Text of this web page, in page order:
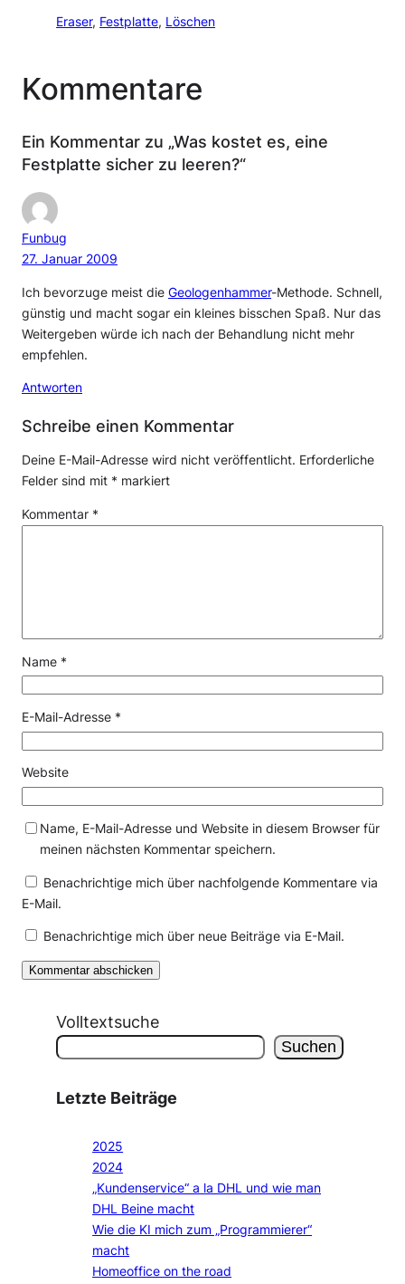
Eraser, Festplatte, Löschen
Kommentare
Ein Kommentar zu „Was kostet es, eine
Festplatte sicher zu leeren?“
Funbug
27. Januar 2009
Ich bevorzuge meist die Geologenhammer-Methode. Schnell,
günstig und macht sogar ein kleines bisschen Spaß. Nur das
Weitergeben würde ich nach der Behandlung nicht mehr
empfehlen.
Antworten
Schreibe einen Kommentar
Deine E-Mail-Adresse wird nicht veröffentlicht. Erforderliche
Felder sind mit * markiert
Kommentar *
Name *
E-Mail-Adresse *
Website
Name, E-Mail-Adresse und Website in diesem Browser für
meinen nächsten Kommentar speichern.
Benachrichtige mich über nachfolgende Kommentare via
E-Mail.
Benachrichtige mich über neue Beiträge via E-Mail.
Volltextsuche
Suchen
Letzte Beiträge
2025
2024
„Kundenservice“ a la DHL und wie man
DHL Beine macht
Wie die KI mich zum „Programmierer“
macht
Homeoffice on the road